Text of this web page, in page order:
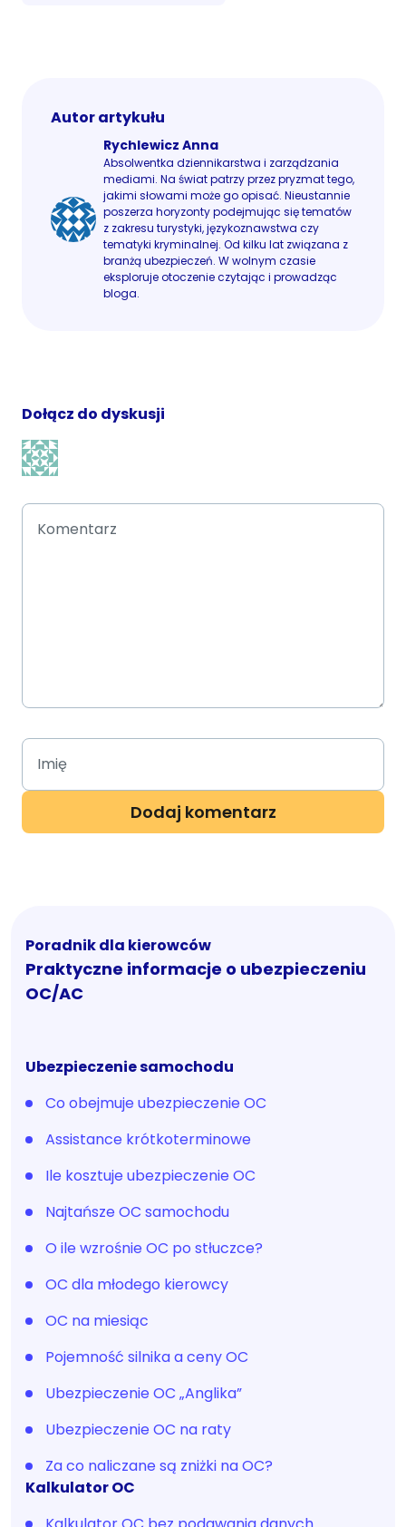
Autor artykułu
Rychlewicz Anna
Absolwentka dziennikarstwa i zarządzania
mediami. Na świat patrzy przez pryzmat tego,
jakimi słowami może go opisać. Nieustannie
poszerza horyzonty podejmując się tematów
z zakresu turystyki, językoznawstwa czy
tematyki kryminalnej. Od kilku lat związana z
branżą ubezpieczeń. W wolnym czasie
eksploruje otoczenie czytając i prowadząc
bloga.
Dołącz do dyskusji
Poradnik dla kierowców
Praktyczne informacje o ubezpieczeniu
OC/AC
Ubezpieczenie samochodu
Co obejmuje ubezpieczenie OC
Assistance krótkoterminowe
Ile kosztuje ubezpieczenie OC
Najtańsze OC samochodu
O ile wzrośnie OC po stłuczce?
OC dla młodego kierowcy
OC na miesiąc
Pojemność silnika a ceny OC
Ubezpieczenie OC „Anglika”
Ubezpieczenie OC na raty
Za co naliczane są zniżki na OC?
Kalkulator OC